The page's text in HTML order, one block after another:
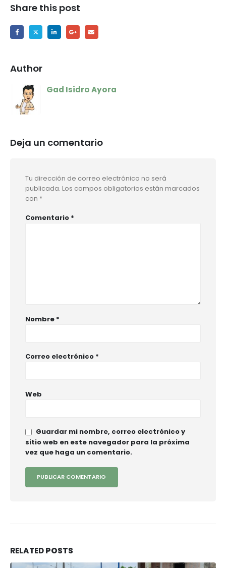
Share this post
Author
Gad Isidro Ayora
Deja un comentario
Tu dirección de correo electrónico no será
publicada. Los campos obligatorios están marcados
con *
Comentario *
Nombre *
Correo electrónico *
Web
Guardar mi nombre, correo electrónico y
sitio web en este navegador para la próxima
vez que haga un comentario.
RELATEDPOSTS